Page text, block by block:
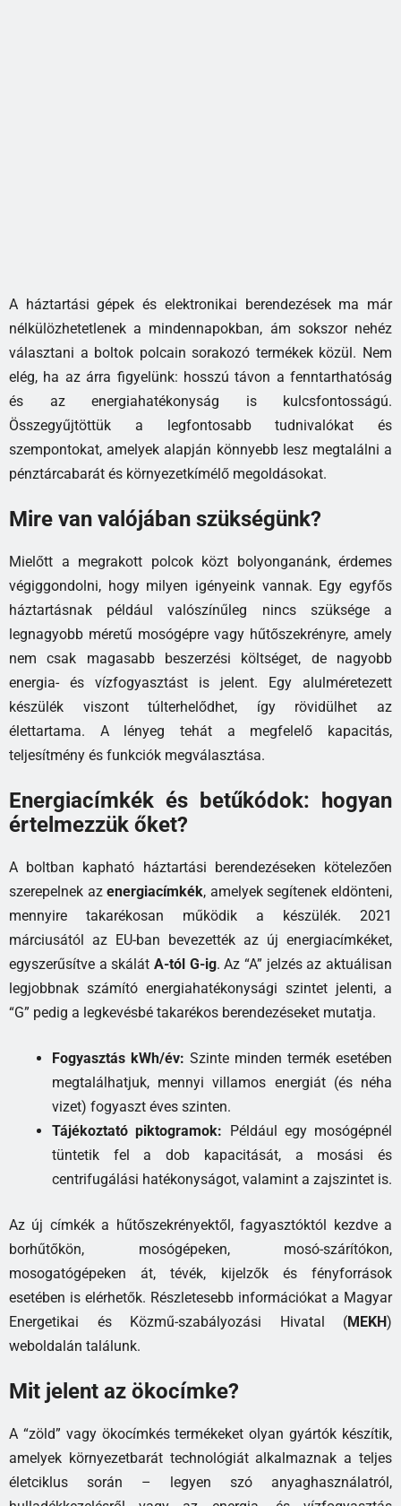
A háztartási gépek és elektronikai berendezések ma már
nélkülözhetetlenek a mindennapokban, ám sokszor nehéz
választani a boltok polcain sorakozó termékek közül. Nem
elég, ha az árra figyelünk: hosszú távon a fenntarthatóság
és az energiahatékonyság is kulcsfontosságú.
Összegyűjtöttük a legfontosabb tudnivalókat és
szempontokat, amelyek alapján könnyebb lesz megtalálni a
pénztárcabarát és környezetkímélő megoldásokat.
Mire van valójában szükségünk?
Mielőtt a megrakott polcok közt bolyonganánk, érdemes
végiggondolni, hogy milyen igényeink vannak. Egy egyfős
háztartásnak például valószínűleg nincs szüksége a
legnagyobb méretű mosógépre vagy hűtőszekrényre, amely
nem csak magasabb beszerzési költséget, de nagyobb
energia- és vízfogyasztást is jelent. Egy alulméretezett
készülék viszont túlterhelődhet, így rövidülhet az
élettartama. A lényeg tehát a megfelelő kapacitás,
teljesítmény és funkciók megválasztása.
Energiacímkék és betűkódok: hogyan
értelmezzük őket?
A boltban kapható háztartási berendezéseken kötelezően
szerepelnek azenergiacímkék, amelyek segítenek eldönteni,
mennyire takarékosan működik a készülék. 2021
márciusától az EU-ban bevezették az új energiacímkéket,
egyszerűsítve a skálát A-tól G-ig. Az “A” jelzés az aktuálisan
legjobbnak számító energiahatékonysági szintet jelenti, a
“G” pedig a legkevésbé takarékos berendezéseket mutatja.
Fogyasztás kWh/év: Szinte minden termék esetében
megtalálhatjuk, mennyi villamos energiát (és néha
vizet) fogyaszt éves szinten.
Tájékoztató piktogramok: Például egy mosógépnél
tüntetik fel a dob kapacitását, a mosási és
centrifugálási hatékonyságot, valamint a zajszintet is.
Az új címkék a hűtőszekrényektől, fagyasztóktól kezdve a
borhűtőkön, mosógépeken, mosó-szárítókon,
mosogatógépeken át, tévék, kijelzők és fényforrások
esetében is elérhetők. Részletesebb információkat a Magyar
Energetikai és Közmű-szabályozási Hivatal (MEKH)
weboldalán találunk.
Mit jelent az ökocímke?
A “zöld” vagy ökocímkés termékeket olyan gyártók készítik,
amelyek környezetbarát technológiát alkalmaznak a teljes
életciklus során – legyen szó anyaghasználatról,